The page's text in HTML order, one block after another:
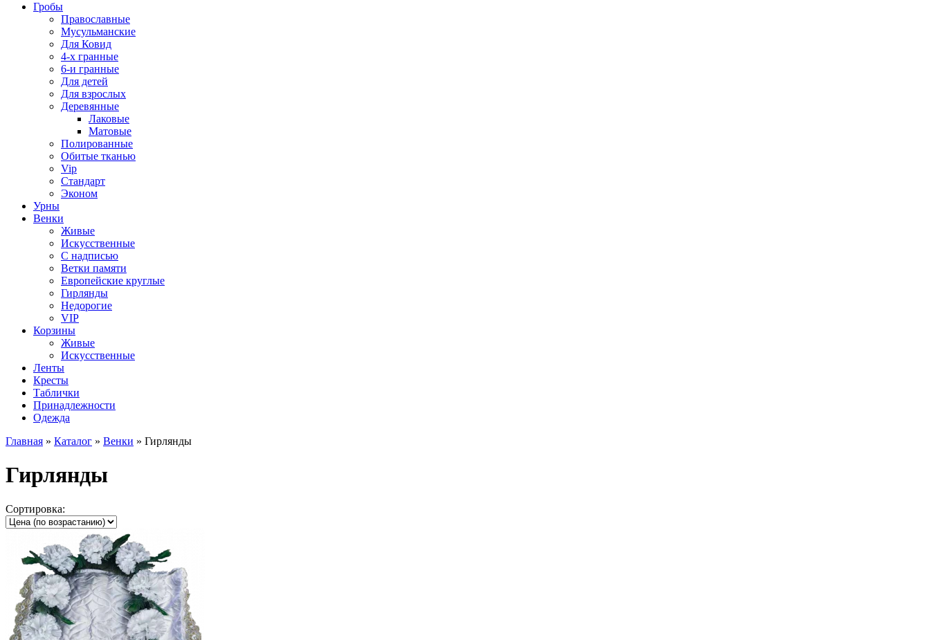
Гробы
Православные
Мусульманские
Для Ковид
4-х гранные
6-и гранные
Для детей
Для взрослых
Деревянные
Лаковые
Матовые
Полированные
Обитые тканью
Vip
Стандарт
Эконом
Урны
Венки
Живые
Искусственные
С надписью
Ветки памяти
Европейские круглые
Гирлянды
Недорогие
VIP
Корзины
Живые
Искусственные
Ленты
Кресты
Таблички
Принадлежности
Одежда
Главная » Каталог » Венки » Гирлянды
Гирлянды
Сортировка: